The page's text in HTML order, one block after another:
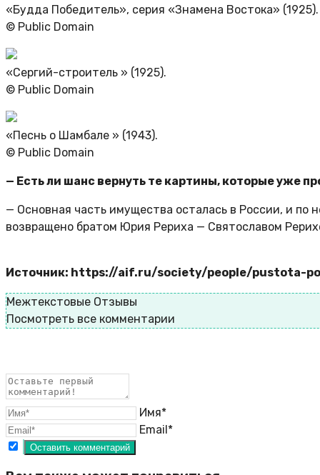
«Будда Победитель», серия «Знамена Востока» (1925).
© Public Domain
«Сергий-строитель » (1925).
© Public Domain
«Песнь о Шамбале » (1943).
© Public Domain
— Есть ли шанс вернуть те картины, которые уже
— Основная часть имущества осталась в России, и
возвращено братом Юрия Рериха — Святославом
Источник: https://aif.ru/society/people/pustota-
Межтекстовые Отзывы
Посмотреть все комментарии
Имя*
Email*